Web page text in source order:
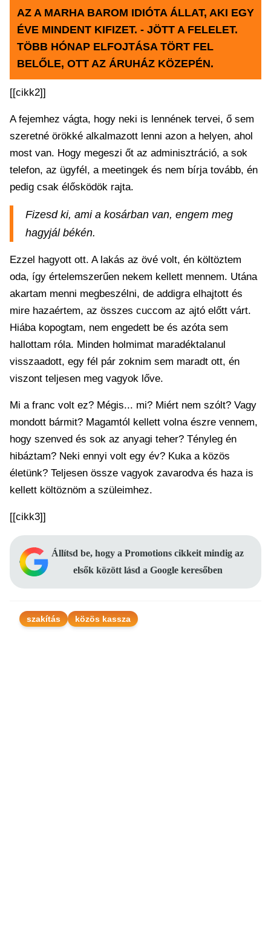
AZ A MARHA BAROM IDIÓTA ÁLLAT, AKI EGY
ÉVE MINDENT KIFIZET. - JÖTT A FELELET.
TÖBB HÓNAP ELFOJTÁSA TÖRT FEL
BELŐLE, OTT AZ ÁRUHÁZ KÖZEPÉN.
[[cikk2]]
A fejemhez vágta, hogy neki is lennének tervei, ő sem
szeretné örökké alkalmazott lenni azon a helyen, ahol
most van. Hogy megeszi őt az adminisztráció, a sok
telefon, az ügyfél, a meetingek és nem bírja tovább, én
pedig csak élősködök rajta.
Fizesd ki, ami a kosárban van, engem meg
hagyjál békén.
Ezzel hagyott ott. A lakás az övé volt, én költöztem
oda, így értelemszerűen nekem kellett mennem. Utána
akartam menni megbeszélni, de addigra elhajtott és
mire hazaértem, az összes cuccom az ajtó előtt várt.
Hiába kopogtam, nem engedett be és azóta sem
hallottam róla. Minden holmimat maradéktalanul
visszaadott, egy fél pár zoknim sem maradt ott, én
viszont teljesen meg vagyok lőve.
Mi a franc volt ez? Mégis... mi? Miért nem szólt? Vagy
mondott bármit? Magamtól kellett volna észre vennem,
hogy szenved és sok az anyagi teher? Tényleg én
hibáztam? Neki ennyi volt egy év? Kuka a közös
életünk? Teljesen össze vagyok zavarodva és haza is
kellett költöznöm a szüleimhez.
[[cikk3]]
Állítsd be, hogy a Promotions cikkeit mindig az
elsők között lásd a Google keresőben
szakítás közös kassza